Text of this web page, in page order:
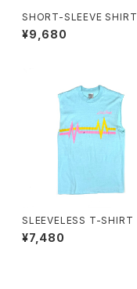
SHORT-SLEEVE SHIRT
¥9,680
SLEEVELESS T-SHIRT
¥7,480